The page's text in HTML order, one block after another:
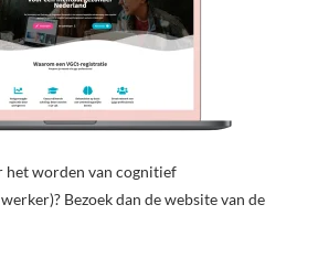
het worden van cognitief
Bezoek dan de website van de